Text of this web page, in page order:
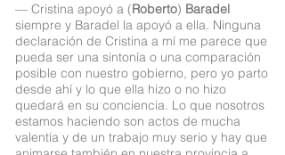
— Cristina apoyó a (Roberto) Baradel
siempre y Baradel la apoyó a ella. Ninguna
declaración de Cristina a mí me parece que
pueda ser una sintonía o una comparación
posible con nuestro gobierno, pero yo parto
desde ahí y lo que ella hizo o no hizo
quedará en su conciencia. Lo que nosotros
estamos haciendo son actos de mucha
valentía y de un trabajo muy serio y hay que